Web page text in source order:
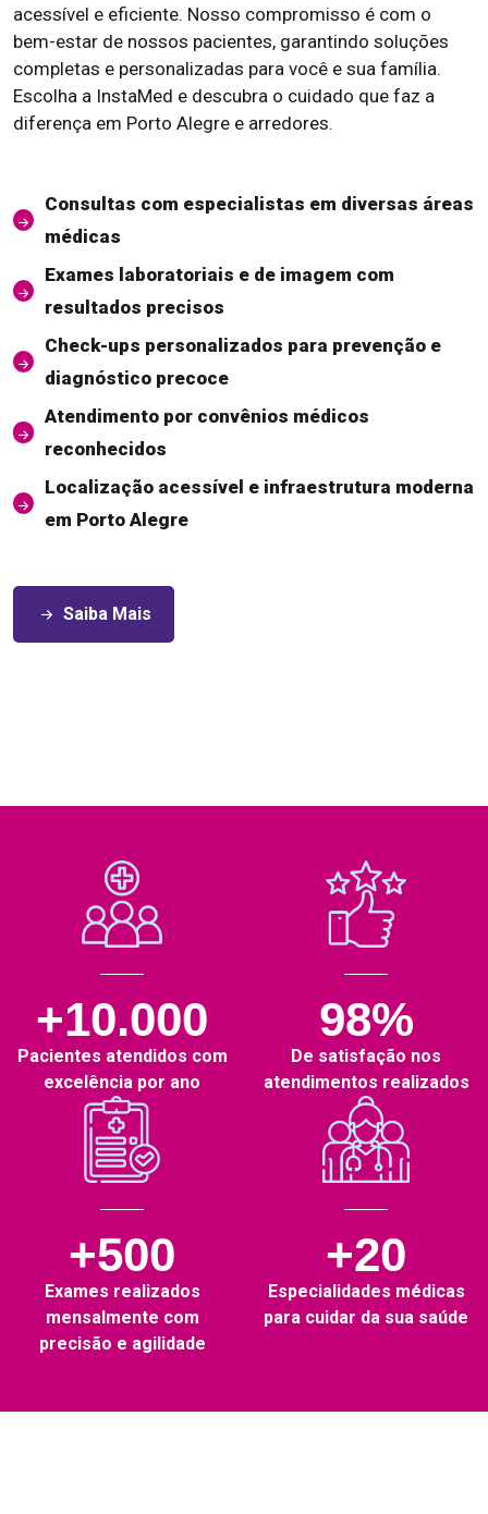
acessível e eficiente. Nosso compromisso é com o
bem-estar de nossos pacientes, garantindo soluções
completas e personalizadas para você e sua família.
Escolha a InstaMed e descubra o cuidado que faz a
diferença em Porto Alegre e arredores.
Consultas com especialistas em diversas áreas
médicas
Exames laboratoriais e de imagem com
resultados precisos
Check-ups personalizados para prevenção e
diagnóstico precoce
Atendimento por convênios médicos
reconhecidos
Localização acessível e infraestrutura moderna
em Porto Alegre
Saiba Mais
+10.000
Pacientes atendidos com
excelência por ano
98%
De satisfação nos
atendimentos realizados
+500
Exames realizados
mensalmente com
precisão e agilidade
+20
Especialidades médicas
para cuidar da sua saúde